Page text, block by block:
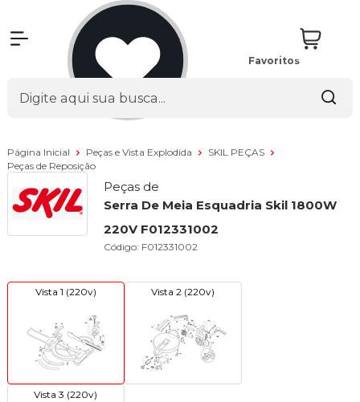
Favoritos
Página Inicial Peças e Vista Explodida
SKIL PEÇAS
Peças de Reposição
Peças de
Serra De Meia Esquadria Skil 1800W
220V F012331002
Código: F012331002
Vista 1 (220v) Vista 2 (220v)
Vista 3 (220v)